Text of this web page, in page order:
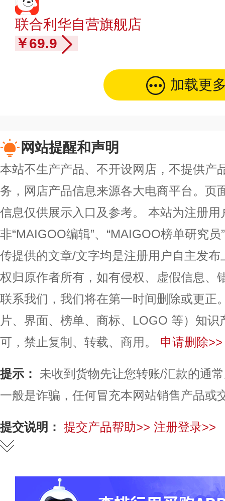
联合利华自营旗舰店
￥69.9
加载更
网站提醒和声明
本站不生产产品、不开设网店，不提供产
务，网店产品信息来源各大电商平台。页
信息仅供展示入口及参考。
本站为注册用
非“MAIGOO编辑”、“MAIGOO榜单研究
传提供的文章/文字均是注册用户自主发
权归原作者所有，如有侵权、虚假信息、
联系我们，我们将在第一时间删除或更正
片、界面、榜单、商标、LOGO 等）知
可，禁止复制、转载、商用。
申请删除>>
提示：
未收到货物先让您转账/汇款的通
一般是诈骗，任何冒充本网站销售产品或
提交说明： 提交产品帮助>> 注册登录>>